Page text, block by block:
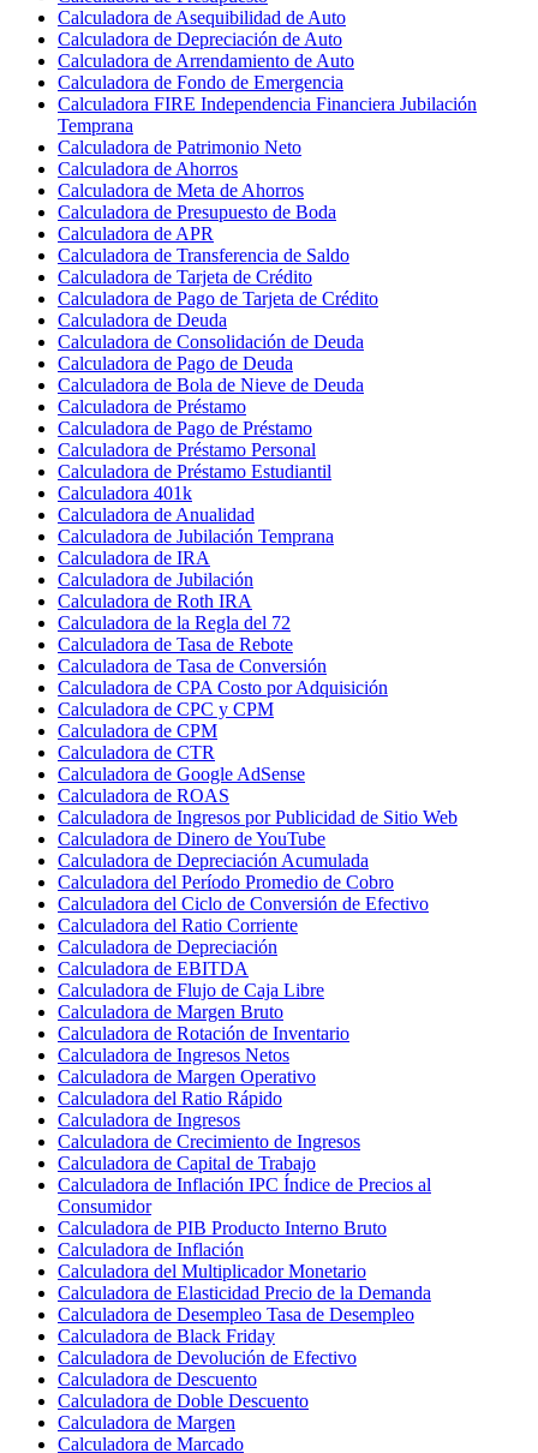
Calculadora de Asequibilidad de Auto
Calculadora de Depreciación de Auto
Calculadora de Arrendamiento de Auto
Calculadora de Fondo de Emergencia
Calculadora FIRE Independencia Financiera Jubilación
Temprana
Calculadora de Patrimonio Neto
Calculadora de Ahorros
Calculadora de Meta de Ahorros
Calculadora de Presupuesto de Boda
Calculadora de APR
Calculadora de Transferencia de Saldo
Calculadora de Tarjeta de Crédito
Calculadora de Pago de Tarjeta de Crédito
Calculadora de Deuda
Calculadora de Consolidación de Deuda
Calculadora de Pago de Deuda
Calculadora de Bola de Nieve de Deuda
Calculadora de Préstamo
Calculadora de Pago de Préstamo
Calculadora de Préstamo Personal
Calculadora de Préstamo Estudiantil
Calculadora 401k
Calculadora de Anualidad
Calculadora de Jubilación Temprana
Calculadora de IRA
Calculadora de Jubilación
Calculadora de Roth IRA
Calculadora de la Regla del 72
Calculadora de Tasa de Rebote
Calculadora de Tasa de Conversión
Calculadora de CPA Costo por Adquisición
Calculadora de CPC y CPM
Calculadora de CPM
Calculadora de CTR
Calculadora de Google AdSense
Calculadora de ROAS
Calculadora de Ingresos por Publicidad de Sitio Web
Calculadora de Dinero de YouTube
Calculadora de Depreciación Acumulada
Calculadora del Período Promedio de Cobro
Calculadora del Ciclo de Conversión de Efectivo
Calculadora del Ratio Corriente
Calculadora de Depreciación
Calculadora de EBITDA
Calculadora de Flujo de Caja Libre
Calculadora de Margen Bruto
Calculadora de Rotación de Inventario
Calculadora de Ingresos Netos
Calculadora de Margen Operativo
Calculadora del Ratio Rápido
Calculadora de Ingresos
Calculadora de Crecimiento de Ingresos
Calculadora de Capital de Trabajo
Calculadora de Inflación IPC Índice de Precios al
Consumidor
Calculadora de PIB Producto Interno Bruto
Calculadora de Inflación
Calculadora del Multiplicador Monetario
Calculadora de Elasticidad Precio de la Demanda
Calculadora de Desempleo Tasa de Desempleo
Calculadora de Black Friday
Calculadora de Devolución de Efectivo
Calculadora de Descuento
Calculadora de Doble Descuento
Calculadora de Margen
Calculadora de Marcado